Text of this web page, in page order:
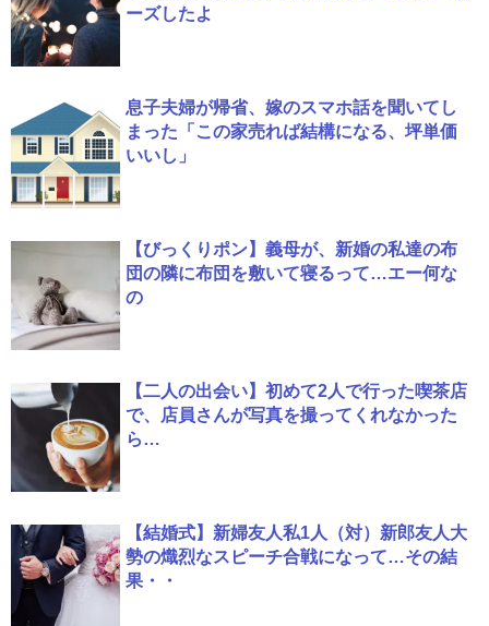
ーズしたよ
息子夫婦が帰省、嫁のスマホ話を聞いてし
まった「この家売れば結構になる、坪単価
いいし」
【びっくりポン】義母が、新婚の私達の布
団の隣に布団を敷いて寝るって…エー何な
の
【二人の出会い】初めて2人で行った喫茶店
で、店員さんが写真を撮ってくれなかった
ら…
【結婚式】新婦友人私1人（対）新郎友人大
勢の熾烈なスピーチ合戦になって…その結
果・・